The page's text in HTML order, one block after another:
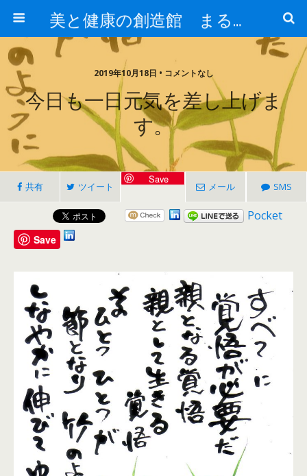
美と健康の創造館 まるとみ薬品 ぐんまの薬屋 芳さんのブログ
2019年10月18日 • コメントなし
今日も一日元気を差し上げま
す。
共有 ツイート
Save
メール SMS
Pocket
Save